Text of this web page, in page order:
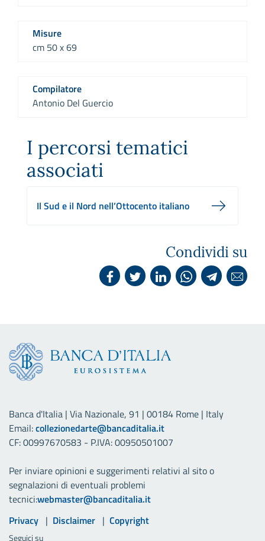
Misure
cm 50 x 69
Compilatore
Antonio Del Guercio
I percorsi tematici
associati
Il Sud e il Nord nell’Ottocento italiano
Condividi su
Banca d'Italia | Via Nazionale, 91 | 00184 Rome | Italy
Email:collezionedarte@bancaditalia.it
CF: 00997670583 - P.IVA: 00950501007
Per inviare opinioni e suggerimenti relativi al sito o
segnalazioni di eventuali problemi
tecnici:webmaster@bancaditalia.it
Link utili
Privacy Disclaimer Copyright
Seguici su